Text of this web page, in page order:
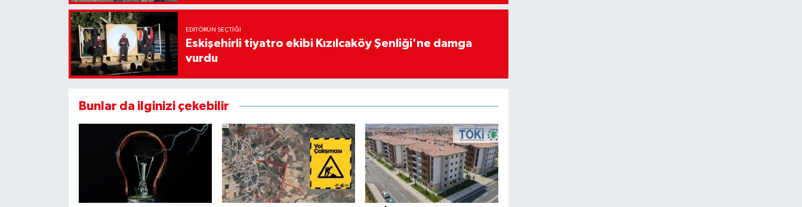
EDITÖRÜN SEÇTIĞI
Eskişehirli tiyatro ekibi Kızılcaköy Şenliği'ne damga
vurdu
Bunlar da ilginizi çekebilir